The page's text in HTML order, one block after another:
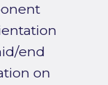
end
on